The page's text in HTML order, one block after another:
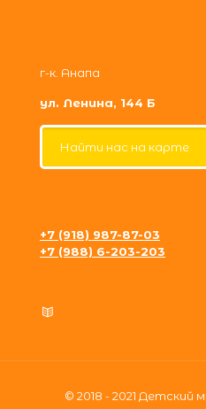
г-к. Анапа
ул. Ленина, 144 Б
Найти нас на карте
+7 (918) 987-87-03
+7 (988) 6-203-203
© 2018 - 2021 Детский